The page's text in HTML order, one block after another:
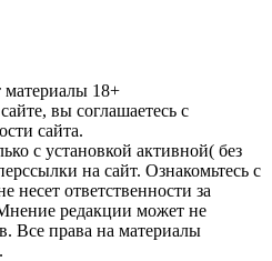
материалы 18+
вы соглашаетесь с
сайта.
с установкой активной( без
на сайт. Ознакомьтесь с
несет ответственности за
редакции может не
Все права на материалы